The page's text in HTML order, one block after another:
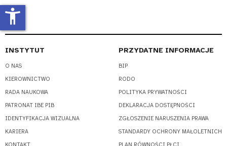
INSTYTUT
O NAS
KIEROWNICTWO
RADA NAUKOWA
PATRONAT IBE PIB
IDENTYFIKACJA WIZUALNA
KARIERA
PRZYDATNE INFORMACJE
BIP
RODO
POLITYKA PRYWATNOŚCI
DEKLARACJA DOSTĘPNOŚCI
ZGŁOSZENIE NARUSZENIA PRAWA
STANDARDY OCHRONY MAŁOLETNICH
accessibility_new